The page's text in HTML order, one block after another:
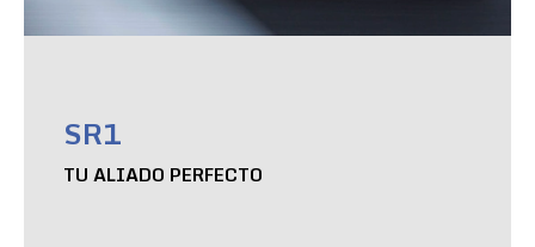
SR1
TU ALIADO PERFECTO